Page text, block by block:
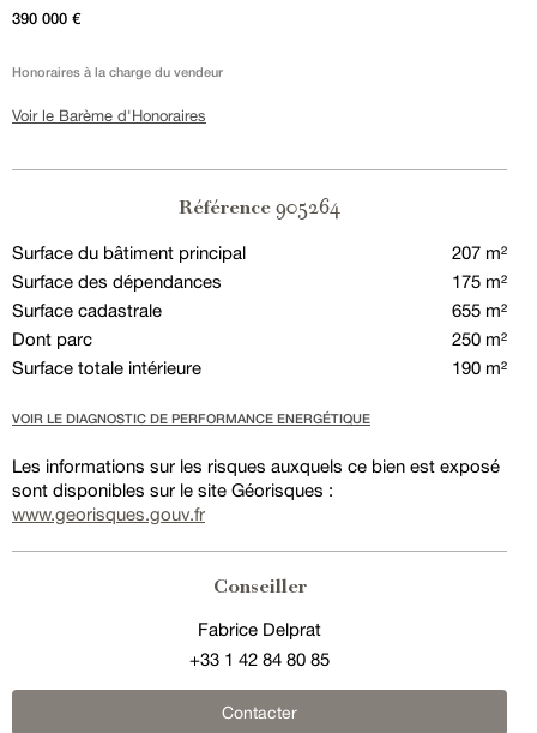
390 000 €
Honoraires à la charge du vendeur
Voir le Barème d'Honoraires
Référence 905264
Surface du bâtiment principal
207 m²
Surface des dépendances
175 m²
Surface cadastrale
655 m²
Dont parc
250 m²
Surface totale intérieure
190 m²
VOIR LE DIAGNOSTIC DE PERFORMANCE ENERGÉTIQUE
Les informations sur les risques auxquels ce bien est exposé
sont disponibles sur le site Géorisques :
www.georisques.gouv.fr
Conseiller
Fabrice Delprat
+33 1 42 84 80 85
Contacter